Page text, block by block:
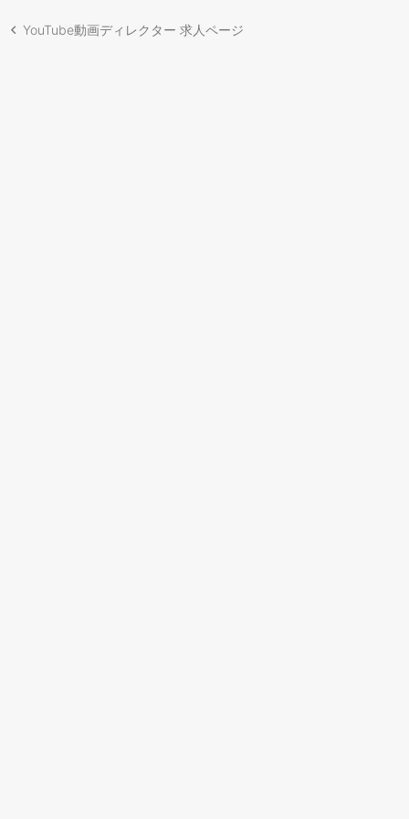
YouTube動画ディレクター 求人ページ